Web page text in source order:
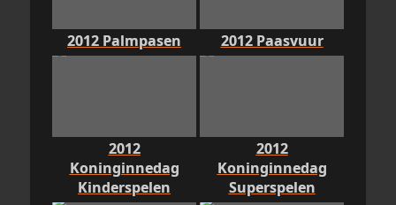
2012 Palmpasen 2012 Paasvuur
2012
Koninginnedag
Kinderspelen
2012
Koninginnedag
Superspelen